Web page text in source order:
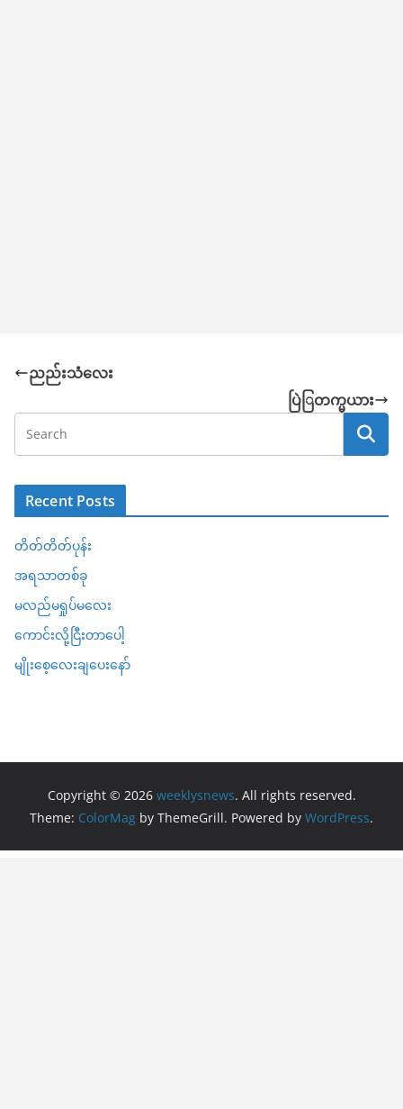
ညည်းသံလေး
ပြဲြတက္မယား
Recent Posts
တိတ်တိတ်ပုန်း
အရသာတစ်ခု
မလည်မရှုပ်မလေး
ကောင်းလို့ငြီးတာပေါ့
မျိုးစေ့လေးချပေးနော်
Copyright © 2026 weeklysnews. All rights reserved.
Theme: ColorMag by ThemeGrill. Powered by WordPress.